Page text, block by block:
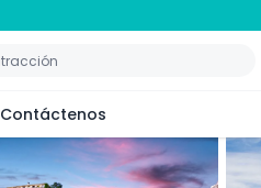
Contáctenos